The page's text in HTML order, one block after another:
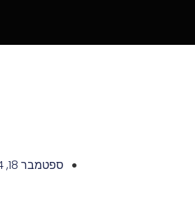
ספטמבר 18, 2024